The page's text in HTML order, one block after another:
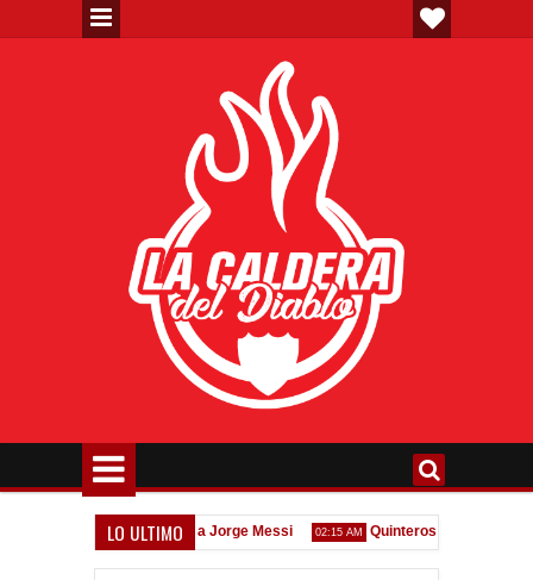
LO ULTIMO
Homenaje a Jorge Messi 02:15 AM Quinteros: "Tuvimos dos